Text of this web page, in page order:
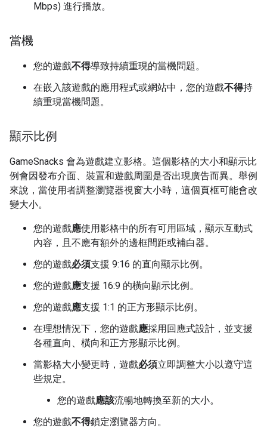
Mbps) 進行播放。
當機
您的遊戲不得導致持續重現的當機問題。
在嵌入該遊戲的應用程式或網站中，您的遊戲不得持
續重現當機問題。
顯示比例
GameSnacks 會為遊戲建立影格。這個影格的大小和顯示比
例會因發布介面、裝置和遊戲周圍是否出現廣告而異。舉例
來說，當使用者調整瀏覽器視窗大小時，這個頁框可能會改
變大小。
您的遊戲應使用影格中的所有可用區域，顯示互動式
內容，且不應有額外的邊框間距或補白器。
您的遊戲必須支援 9:16 的直向顯示比例。
您的遊戲應支援 16:9 的橫向顯示比例。
您的遊戲應支援 1:1 的正方形顯示比例。
在理想情況下，您的遊戲應採用回應式設計，並支援
各種直向、橫向和正方形顯示比例。
當影格大小變更時，遊戲必須立即調整大小以遵守這
些規定。
您的遊戲應該流暢地轉換至新的大小。
您的遊戲不得鎖定瀏覽器方向。